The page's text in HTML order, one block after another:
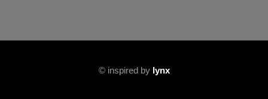
© inspired by lynx